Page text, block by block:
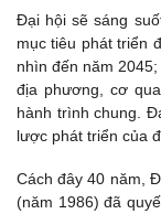
Đại hội sẽ sáng
mục tiêu phát triển
nhìn đến năm
địa phương, cơ
hành trình chung.
lược phát triển của
Cách đây 40 năm,
(năm 1986) đã